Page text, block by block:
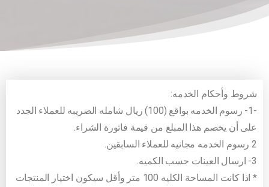
شروط وأحكام الخدمه:
-1- رسوم الخدمه بواقع (100) ريال شامله الضريبه للعملاء الجدد
على أن يخصم هذا المبلغ من قيمة فاتورة الشراء.
2 رسوم الخدمه مجانيه للعملاء السابقين.
3- ارسال العينات حسب الكميه.
* اذا كانت المساحة الكليه 100 متر وأقل سيكون اختيار المنتجات